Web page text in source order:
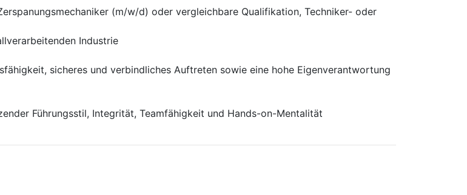
(m/w/d) oder vergleichbare Qualifikation, Techniker- oder
Industrie
sicheres und verbindliches Auftreten sowie eine hohe Eigenverantwortung
Führungsstil, Integrität, Teamfähigkeit und Hands-on-Mentalität